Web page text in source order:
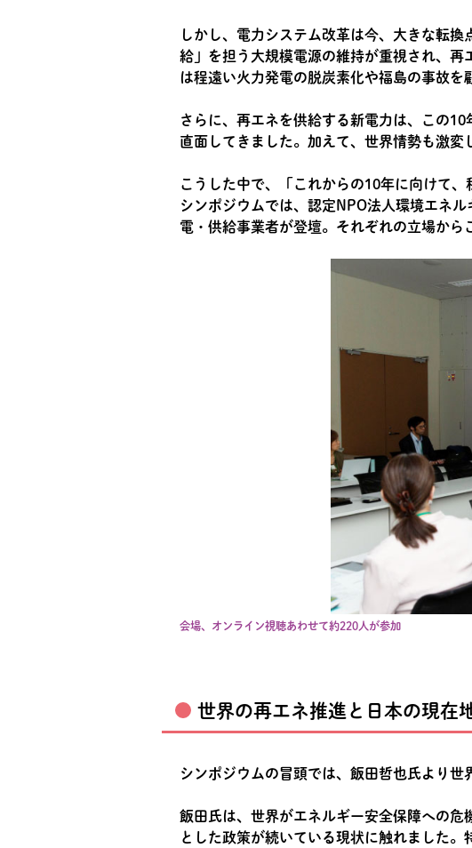
しかし、電力システム改革は今、大きな転
給」を担う大規模電源の維持が重視され、
は程遠い火力発電の脱炭素化や福島の事故を
さらに、再エネを供給する新電力は、この
直面してきました。加えて、世界情勢も激変
こうした中で、「これからの10年に向けて
シンポジウムでは、認定NPO法人環境エネ
電・供給事業者が登壇。それぞれの立場から
会場、オンライン視聴あわせて約220人が参加
世界の再エネ推進と日本の現在
シンポジウムの冒頭では、飯田哲也氏より世
飯田氏は、世界がエネルギー安全保障への
とした政策が続いている現状に触れました